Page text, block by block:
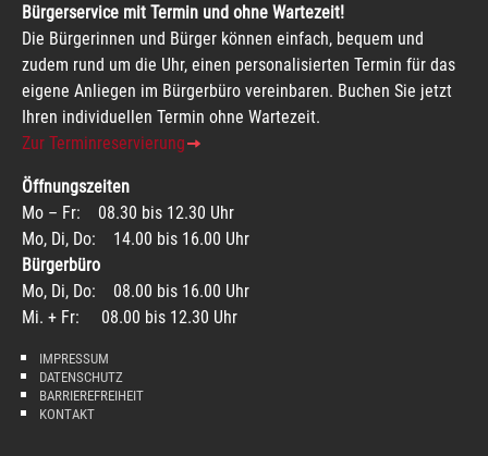
Bürgerservice mit Termin und ohne Wartezeit!
Die Bürgerinnen und Bürger können einfach, bequem und
zudem rund um die Uhr, einen personalisierten Termin für das
eigene Anliegen im Bürgerbüro vereinbaren. Buchen Sie jetzt
Ihren individuellen Termin ohne Wartezeit.
Zur Terminreservierung
Öffnungszeiten
Mo – Fr: 08.30 bis 12.30 Uhr
Mo, Di, Do: 14.00 bis 16.00 Uhr
Bürgerbüro
Mo, Di, Do: 08.00 bis 16.00 Uhr
Mi. + Fr: 08.00 bis 12.30 Uhr
IMPRESSUM
DATENSCHUTZ
BARRIEREFREIHEIT
KONTAKT